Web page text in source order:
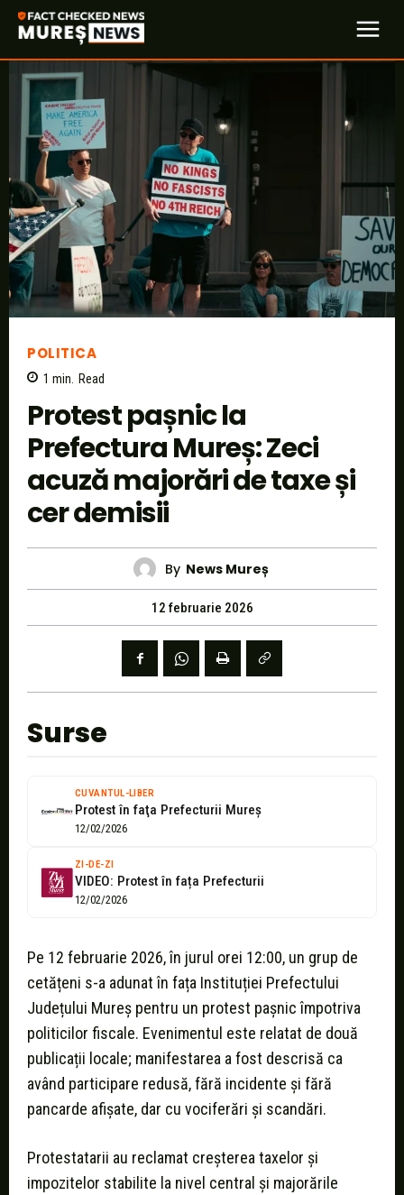
POLITICA
1 min. Read
Protest pașnic la
Prefectura Mureș: Zeci
acuză majorări de taxe și
cer demisii
By News Mureș
12 februarie 2026
Surse
CUVANTUL-LIBER
Protest în faţa Prefecturii Mureş
12/02/2026
ZI-DE-ZI
VIDEO: Protest în fața Prefecturii
12/02/2026
Pe 12 februarie 2026, în jurul orei 12:00, un grup de
cetățeni s-a adunat în fața Instituției Prefectului
Județului Mureș pentru un protest pașnic împotriva
politicilor fiscale. Evenimentul este relatat de două
publicații locale; manifestarea a fost descrisă ca
având participare redusă, fără incidente și fără
pancarde afișate, dar cu vociferări și scandări.
Protestatarii au reclamat creșterea taxelor și
impozitelor stabilite la nivel central și majorările